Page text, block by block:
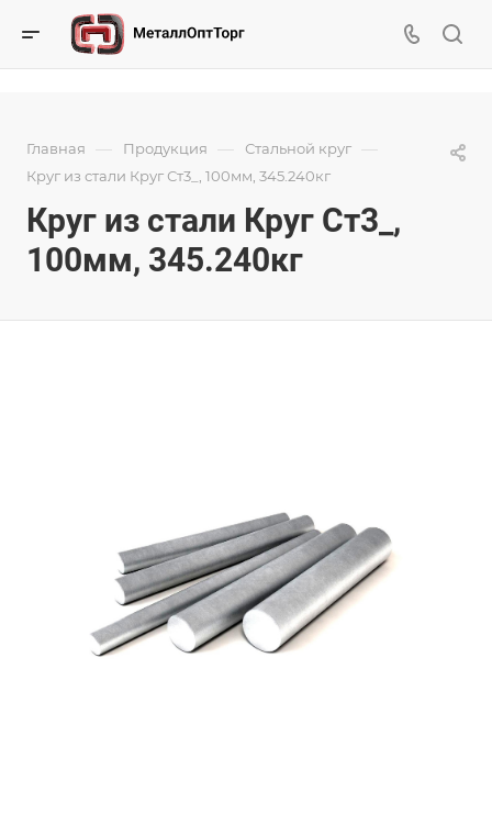
Главная — Продукция — Стальной круг —
Круг из стали Круг Ст3_, 100мм, 345.240кг
Круг из стали Круг Ст3_,
100мм, 345.240кг